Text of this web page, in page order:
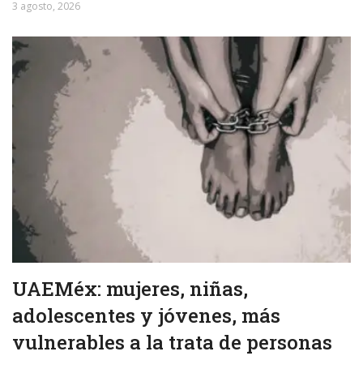
3 agosto, 2026
UAEMéx: mujeres, niñas,
adolescentes y jóvenes, más
vulnerables a la trata de personas